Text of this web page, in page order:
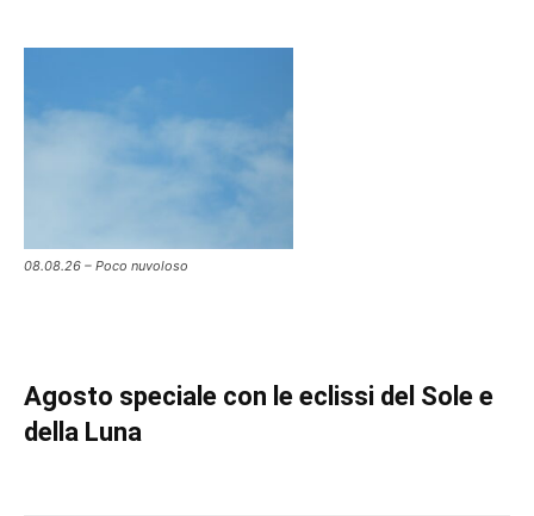
08.08.26 – Poco nuvoloso
Agosto speciale con le eclissi del Sole e
della Luna